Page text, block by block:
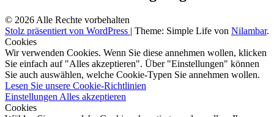
© 2026 Alle Rechte vorbehalten
Stolz präsentiert von WordPress | Theme: Simple Life von Nilambar.
Cookies
Wir verwenden Cookies. Wenn Sie diese annehmen wollen, klicken
Sie einfach auf "Alles akzeptieren". Über "Einstellungen" können
Sie auch auswählen, welche Cookie-Typen Sie annehmen wollen.
Lesen Sie unsere Cookie-Richtlinien
Einstellungen Alles akzeptieren
Cookies